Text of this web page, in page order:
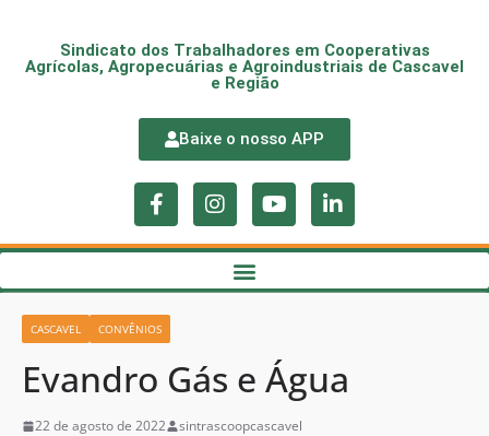
Sindicato dos Trabalhadores em Cooperativas
Agrícolas, Agropecuárias e Agroindustriais de Cascavel
e Região
Baixe o nosso APP
CASCAVEL CONVÊNIOS
Evandro Gás e Água
22 de agosto de 2022 sintrascoopcascavel